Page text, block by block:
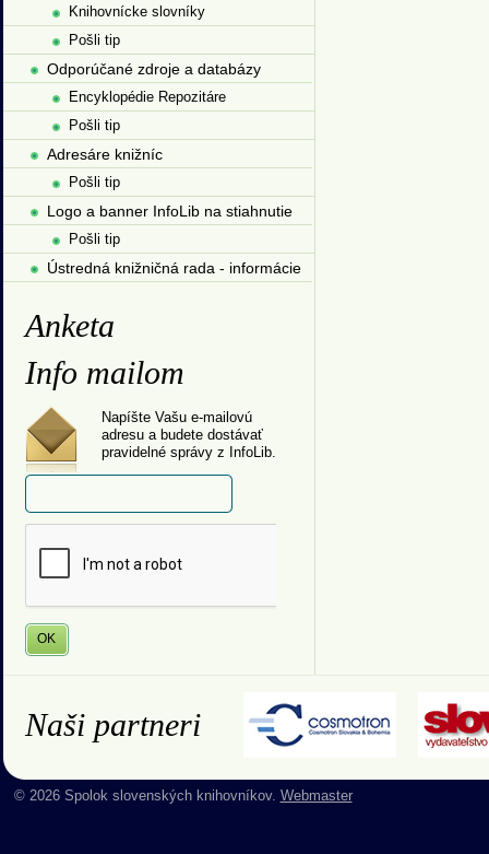
Knihovnícke slovníky
Pošli tip
Odporúčané zdroje a databázy
Encyklopédie Repozitáre
Pošli tip
Adresáre knižníc
Pošli tip
Logo a banner InfoLib na stiahnutie
Pošli tip
Ústredná knižničná rada - informácie
Anketa
Info mailom
Napíšte Vašu e-mailovú
adresu a budete dostávať
pravidelné správy z InfoLib.
Naši partneri
© 2026 Spolok slovenských knihovníkov. Webmaster